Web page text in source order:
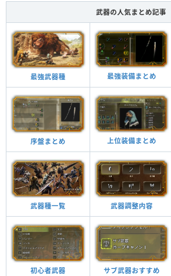
武器の人気まとめ記事
最強武器種 最強装備まとめ
序盤まとめ 上位装備まとめ
武器種一覧 武器調整内容
初心者武器 サブ武器おすすめ